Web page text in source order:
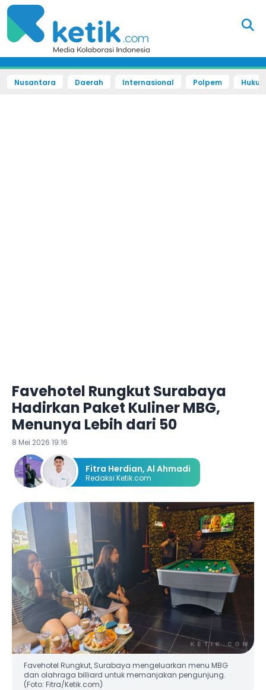
Nusantara Daerah Internasional Polpem
Favehotel Rungkut Surabaya
Hadirkan Paket Kuliner MBG,
Menunya Lebih dari 50
8 Mei 2026 19:16
Fitra Herdian, Al Ahmadi
Redaksi Ketik.com
Favehotel Rungkut, Surabaya mengeluarkan menu MBG
dan olahraga billiard untuk memanjakan pengunjung.
(Foto: Fitra/Ketik.com)